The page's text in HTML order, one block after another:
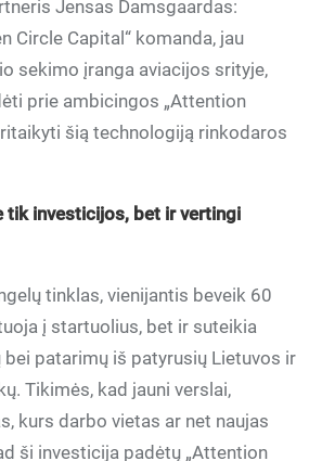
Jensas Damsgaardas:
Circle Capital“ komanda, jau
sekimo įranga aviacijos srityje,
prie ambicingos „Attention
šią technologiją rinkodaros
tik investicijos, bet ir vertingi
tinklas, vienijantis beveik 60
į startuolius, bet ir suteikia
patarimų iš patyrusių Lietuvos ir
Tikimės, kad jauni verslai,
kurs darbo vietas ar net naujas
ši investicija padėtų „Attention